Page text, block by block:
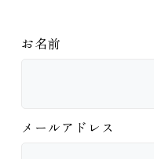
お名前
メールアドレス